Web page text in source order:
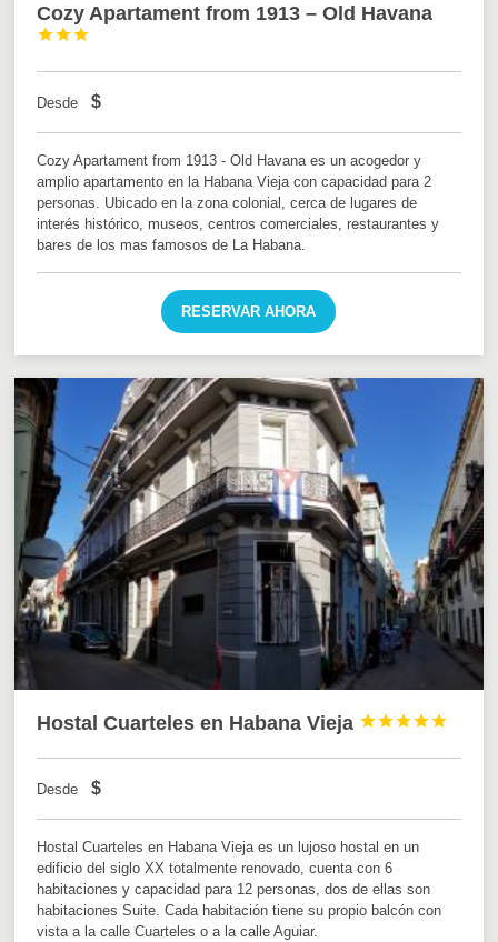
Cozy Apartament from 1913 – Old Havana



Desde $
Cozy Apartament from 1913 - Old Havana es un acogedor y
amplio apartamento en la Habana Vieja con capacidad para 2
personas. Ubicado en la zona colonial, cerca de lugares de
interés histórico, museos, centros comerciales, restaurantes y
bares de los mas famosos de La Habana.
RESERVAR AHORA
Hostal Cuarteles en Habana Vieja 




Desde $
Hostal Cuarteles en Habana Vieja es un lujoso hostal en un
edificio del siglo XX totalmente renovado, cuenta con 6
habitaciones y capacidad para 12 personas, dos de ellas son
habitaciones Suite. Cada habitación tiene su propio balcón con
vista a la calle Cuarteles o a la calle Aguiar.